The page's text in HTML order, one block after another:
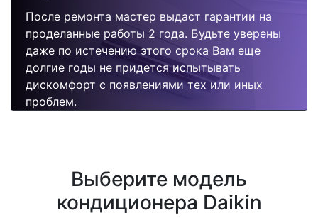
После ремонта мастер выдаст гарантии на
проделанные работы 2 года. Будьте уверены
даже по истечению этого срока Вам еще
долгие годы не придется испытывать
дискомфорт с появлениями тех или иных
проблем.
Выберите модель
кондиционера Daikin